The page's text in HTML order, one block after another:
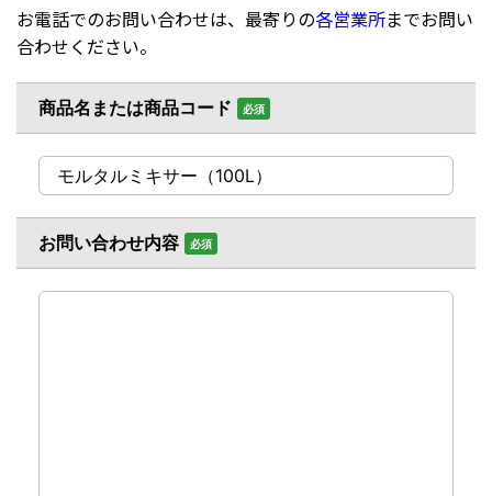
お電話でのお問い合わせは、最寄りの各営業所までお問い
合わせください。
商品名または商品コード 必須
お問い合わせ内容 必須